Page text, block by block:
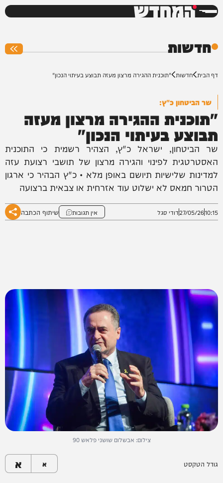
המחדש
חדשות
דף הבית חדשות "תוכנית ההגירה מרצון מעזה תבוצע בעיתוי הנכון"
שר הביטחון כ"ץ:
"תוכנית ההגירה מרצון מעזה
תבוצע בעיתוי הנכון"
שר הביטחון, ישראל כ"ץ, הצהיר רשמית כי התוכנית
האסטרטגית לפינוי והגירה מרצון של תושבי רצועת עזה
למדינות שלישיות תיושם באופן מלא • כ"ץ הבהיר כי ארגון
הטרור חמאס לא ישלוט עוד אזרחית או צבאית ברצועה
10:15
27/05/26דודי סגל אין תגובות שיתוף הכתבה
צילום: אבשלום שושני פלאש 90
גודל הטקסט א א